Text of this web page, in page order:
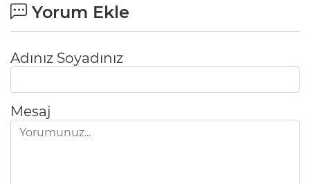
Yorum Ekle
Adınız Soyadınız
Mesaj